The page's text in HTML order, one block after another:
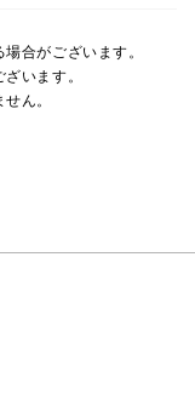
合がございます。
います。
ん。